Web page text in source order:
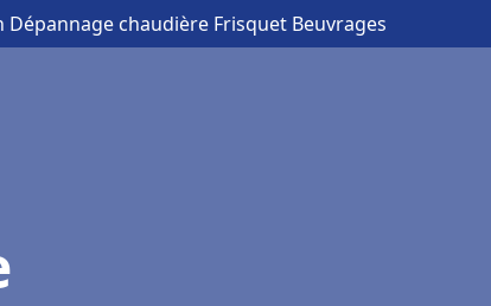
Dépannage chaudière Frisquet Beuvrages